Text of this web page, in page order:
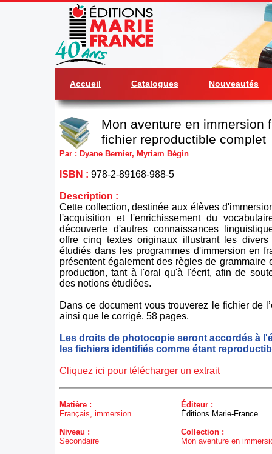
Accueil Catalogues Nouveautés
Mon aventure en immersion
fichier reproductible complet
Par : Dyane Bernier, Myriam Bégin
ISBN : 978-2-89168-988-5
Description :
Cette collection, destinée aux élèves
l'acquisition et l'enrichissement du
découverte d'autres connaissances
offre cinq textes originaux illustrant les
étudiés dans les programmes d'immersion en
présentent également des règles de grammaire
production, tant à l'oral qu'à l'écrit, afin de
des notions étudiées.
Dans ce document vous trouverez le fichier de
ainsi que le corrigé. 58 pages.
Les droits de photocopie seront accordés à
les fichiers identifiés comme étant
Cliquez ici pour télécharger un extrait
Matière :
Français, immersion
Niveau :
Secondaire
Éditeur :
Éditions Marie-France
Collection :
Mon aventure en